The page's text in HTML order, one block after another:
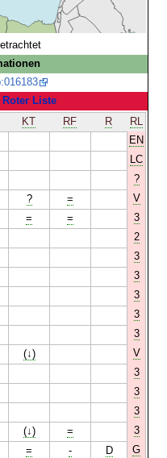
Roter Liste
KT RF R
RL
EN
LC
?
? =
V
= =
3
2
3
3
3
3
3
(↓)
V
3
3
3
(↓) =
3
= - D
G